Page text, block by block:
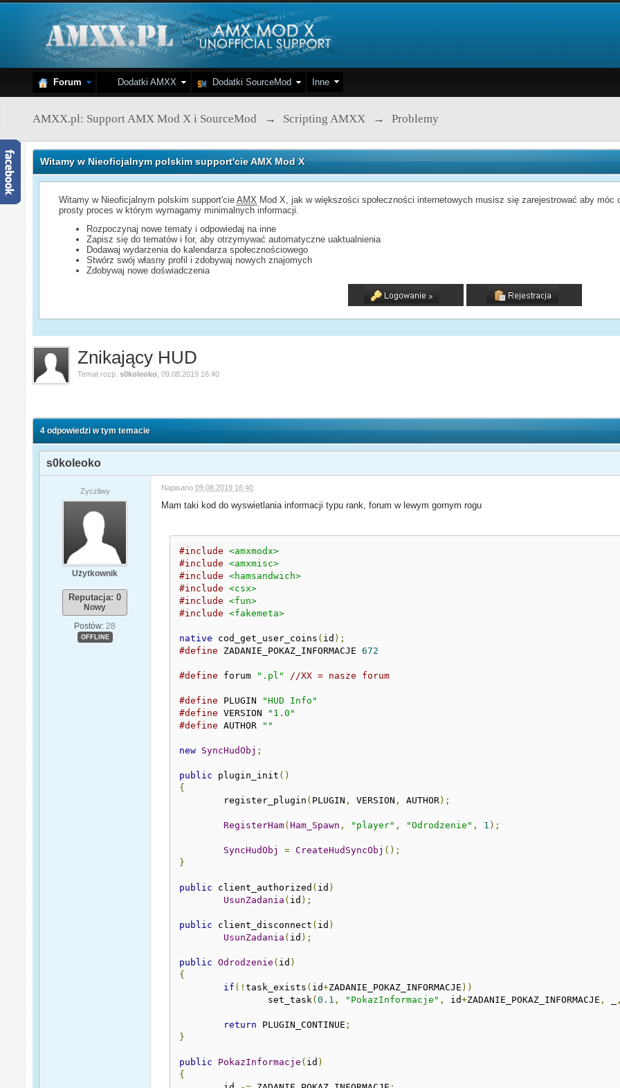
Forum Dodatki AMXX Dodatki SourceMod Inne
AMXX.pl: Support AMX Mod X i SourceMod → Scripting AMXX → Problemy
Witamy w Nieoficjalnym polskim support'cie AMX Mod X
Witamy w Nieoficjalnym polskim support'cieAMX Mod X, jak w większości społeczności internetowych musisz się zarejestrować aby
prosty proces w którym wymagamy minimalnych informacji.
Rozpoczynaj nowe tematy i odpowiedaj na inne
Zapisz się do tematów i for, aby otrzymywać automatyczne uaktualnienia
Dodawaj wydarzenia do kalendarza społecznościowego
Stwórz swój własny profil i zdobywaj nowych znajomych
Zdobywaj nowe doświadczenia
Znikający HUD
Temat rozp.s0koleoko ,09.08.2019 16:40
4 odpowiedzi w tym temacie
s0koleoko
Życzliwy
Użytkownik
Reputacja: 0
Nowy
Postów: 28
OFFLINE
Napisano09.08.2019 16:40
Mam taki kod do wyswietlania informacji typu rank, forum w lewym gornym rogu
#include
<amxmodx>
#include
<amxmisc>
#include
<hamsandwich>
#include
<csx>
#include
<fun>
#include
<fakemeta>
native cod_get_user_coins ( id );
#define ZADANIE_POKAZ_INFORMACJE 672
#define forum ".pl" //XX = nasze forum
#define PLUGIN
"HUD Info"
#define VERSION
"1.0"
#define AUTHOR ""
new SyncHudObj ;
public plugin_init ()
{
	register_plugin
( PLUGIN , VERSION , AUTHOR);
RegisterHam(Ham_Spawn , "player" , "Odrodzenie" , 1 );
SyncHudObj = CreateHudSyncObj ();
}
public client_authorized ( id )
UsunZadania ( id );
public client_disconnect ( id )
UsunZadania ( id );
public Odrodzenie ( id )
{
if (!task_exists ( id+ZADANIE_POKAZ_INFORMACJE ))
		set_task
(0.1 , "PokazInformacje" , id+ZADANIE_POKAZ_INFORMACJE , ,
return PLUGIN_CONTINUE ;
}
public PokazInformacje ( id )
{